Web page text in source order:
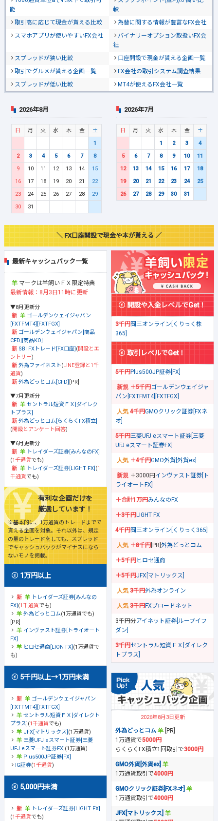
能
較
取引高に応じて現金が貰える比較
為替に関する情報が豊富なFX会社
スマホアプリが使いやすいFX会社
バイナリーオプション取扱いFX会
社
スプレッドが狭い比較
口座開設で現金が貰える企画一覧
取引でグルメが貰える企画一覧
FX会社の取引システム調査結果
スプレッドが低い比較
MT4が使えるFX会社一覧
2026年8月
日 月 火 水 木 金
土
1
2
3 4 5 6 7
8
9
10 11 12 13 14
15
16
17 18 19 20 21
22
23
24 25 26 27 28
29
30
31
2026年7月
日 月 火 水 木 金
土
1
2 3
4
5
6 7 8 9 10
11
12
13 14 15 16 17
18
19
20 21 22 23 24
25
26
27 28 29 30 31
＼ FX口座開設で現金や本が貰える ／
最新キャッシュバック一覧
マークは羊飼いＦＸ限定特典
最新情報：8月3日11時に更新
▼8月更新分
ゴールデンウェイジャパン
[FXTFMT4][FXTFGX]
ゴールデンウェイジャパン[商品
CFD][商品KO]
SBI FXトレード[FX口座] (開設とエ
ントリー)
外為ファイネスト(LINE登録と1千
通貨)
外為どっとコム[CFD] [PR]
▼7月更新分
セントラル短資ＦＸ[ダイレク
トプラス]
外為どっとコム[らくらくFX積立]
(開設とアンケート回答)
▼6月更新分
トレイダーズ証券[みんなのFX]
(1千通貨でも)
トレイダーズ証券[LIGHT FX] (1
千通貨でも)
有利な企画だけを
厳選しています！
※基本的に、1万通貨のトレードまでで
貰える企画を対象。それ以外は、規定
の量のトレードをしても、スプレッド
でキャッシュバックがマイナスになら
ないモノを掲載。
1万円以上
トレイダーズ証券[みんなの
FX] (1千通貨でも)
外為どっとコム(1万通貨でも)
[PR]
インヴァスト証券[トライオート
FX]
ヒロセ通商[LION FX] (1万通貨で
も)
5千円以上→1万円未満
ゴールデンウェイジャパン
[FXTFMT4][FXTFGX]
セントラル短資ＦＸ[ダイレクト
プラス] (1千通貨でも)
JFX[マトリックス] (1万通貨)
三菱UFJ eスマート証券[三菱
UFJ eスマート証券FX] (1万通貨)
Plus500JP証券[FX]
IG証券(1千通貨)
5,000円未満
トレイダーズ証券[LIGHT FX]
(1千通貨でも)
開設や入金レベルでGet！
3千円岡三オンライン[くりっく株
365]
取引レベルでGet！
5千円Plus500JP証券[FX]
＋5千円ゴールデンウェイジャ
パン[FXTFMT4][FXTFGX]
4千円GMOクリック証券[FXネ
オ]
5千円三菱UFJ eスマート証券[三菱
UFJ eスマート証券FX]
＋4千円GMO外貨[外貨ex]
＋3000円 インヴァスト証券[ト
ライオートFX]
＋合計1万円みんなのFX
＋3千円LIGHT FX
4千円岡三オンライン[くりっく365]
＋8千円 [PR] 外為どっとコム
＋5千円ヒロセ通商
＋5千円JFX[マトリックス]
3千円外為オンライン
3千円FXブロードネット
3千円分アイネット証券[ループイフ
ダン]
3千円セントラル短資ＦＸ[ダイレク
トプラス]
2026年8月3日更新
外為どっとコム
[PR]
1万通貨で5000円
らくらくFX積立1回取引で3000円
GMO外貨[外貨ex]
1万通貨取引で4000円
GMOクリック証券[FXネオ]
1万通貨取引で4000円
JFX[マトリックス]